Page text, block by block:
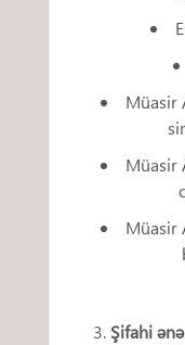
Müasir
Müasir
Müasir
Şifahi